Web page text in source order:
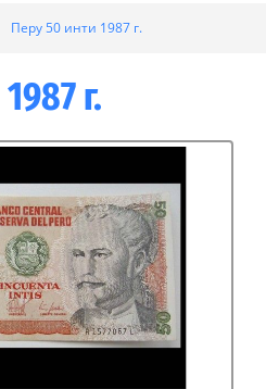
Перу 50 инти 1987 г.
г.